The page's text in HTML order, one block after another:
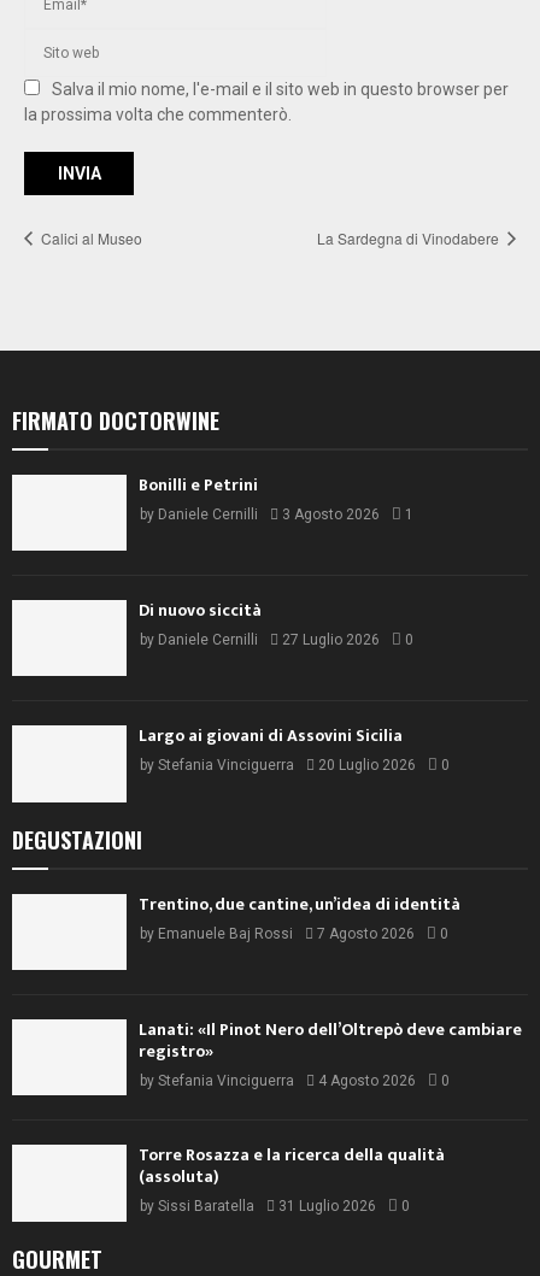
Salva il mio nome, l'e-mail e il sito web in questo browser per
la prossima volta che commenterò.
Calici al Museo La Sardegna di Vinodabere
FIRMATO DOCTORWINE
Bonilli e Petrini
by Daniele Cernilli 3 Agosto 2026 1
Di nuovo siccità
by Daniele Cernilli 27 Luglio 2026 0
Largo ai giovani di Assovini Sicilia
by Stefania Vinciguerra 20 Luglio 2026 0
DEGUSTAZIONI
Trentino, due cantine, un’idea di identità
by Emanuele Baj Rossi 7 Agosto 2026 0
Lanati: «Il Pinot Nero dell’Oltrepò deve cambiare
registro»
by Stefania Vinciguerra 4 Agosto 2026 0
Torre Rosazza e la ricerca della qualità
(assoluta)
by Sissi Baratella 31 Luglio 2026 0
GOURMET